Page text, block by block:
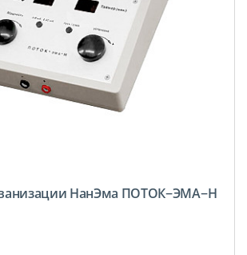
НанЭма ПОТОК−ЭМА−Н